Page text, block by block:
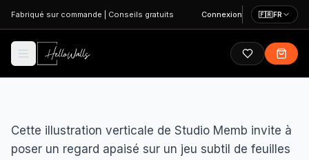
Aller au contenu principal
Fabriqué sur commande Conseils gratuits Connexion 🇫🇷FR
Cette illustration verticale de Studio Memb invite à
poser un regard apaisé sur un jeu subtil de feuilles